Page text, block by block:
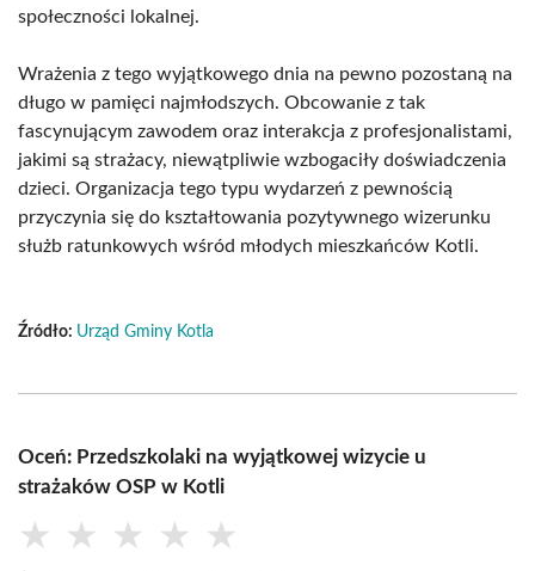
społeczności lokalnej.
Wrażenia z tego wyjątkowego dnia na pewno pozostaną na
długo w pamięci najmłodszych. Obcowanie z tak
fascynującym zawodem oraz interakcja z profesjonalistami,
jakimi są strażacy, niewątpliwie wzbogaciły doświadczenia
dzieci. Organizacja tego typu wydarzeń z pewnością
przyczynia się do kształtowania pozytywnego wizerunku
służb ratunkowych wśród młodych mieszkańców Kotli.
Źródło: Urząd Gminy Kotla
Oceń: Przedszkolaki na wyjątkowej wizycie u
strażaków OSP w Kotli
★ ★ ★ ★ ★